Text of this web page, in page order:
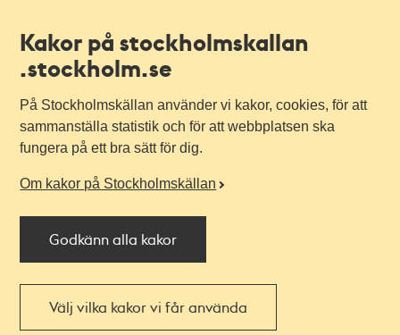
Kakor på stockholmskallan
.stockholm.se
På Stockholmskällan använder vi kakor, cookies, för att
sammanställa statistik och för att webbplatsen ska
fungera på ett bra sätt för dig.
Om kakor på Stockholmskällan
Godkänn alla kakor
Välj vilka kakor vi får använda